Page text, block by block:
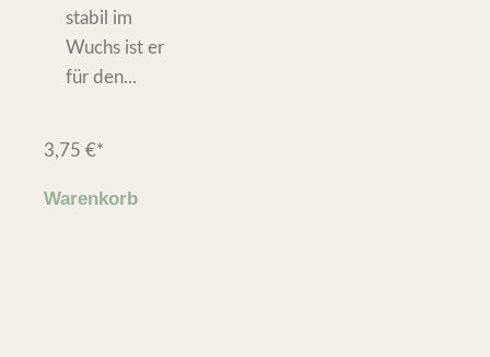
stabil im
Wuchs ist er
für den...
3,75 €*
Warenkorb